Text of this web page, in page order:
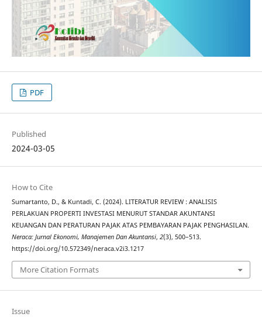
PDF
Published
2024-03-05
How to Cite
Sumartanto, D., & Kuntadi, C. (2024). LITERATUR REVIEW : ANALISIS
PERLAKUAN PROPERTI INVESTASI MENURUT STANDAR AKUNTANSI
KEUANGAN DAN PERATURAN PAJAK ATAS PEMBAYARAN PAJAK PENGHASILAN.
Neraca: Jurnal Ekonomi, Manajemen Dan Akuntansi, 2(3), 500–513.
https://doi.org/10.572349/neraca.v2i3.1217
More Citation Formats
Issue